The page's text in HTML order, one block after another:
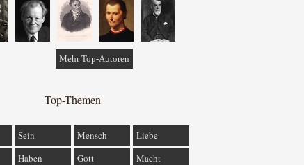
Mehr Top-Autoren
Top-Themen
Sein Mensch
Liebe
Haben Gott
Macht